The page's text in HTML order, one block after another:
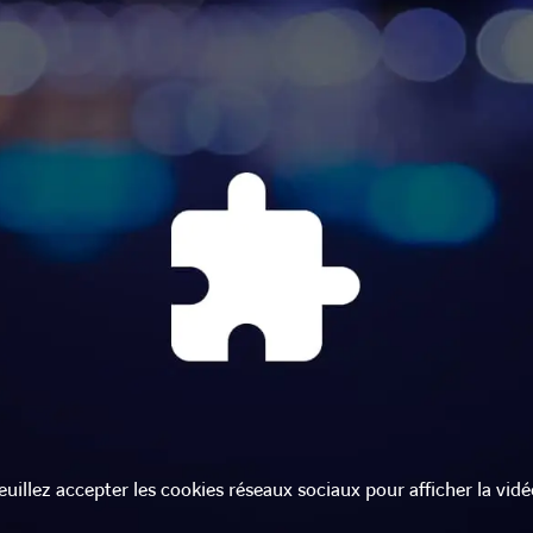
accepter les cookies réseaux sociaux pour afficher la